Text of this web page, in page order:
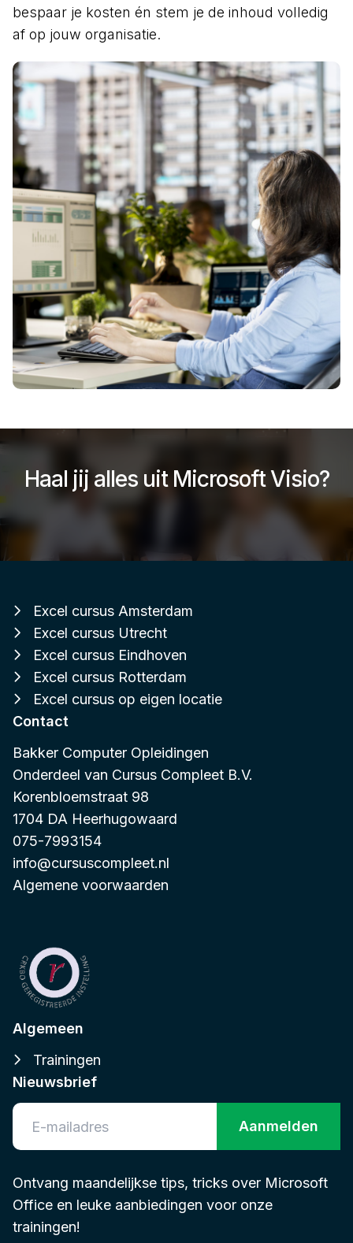
bespaar je kosten én stem je de inhoud volledig
af op jouw organisatie.
Haal jij alles uit Microsoft Visio?
Excel cursus Amsterdam
Excel cursus Utrecht
Excel cursus Eindhoven
Excel cursus Rotterdam
Excel cursus op eigen locatie
Contact
Bakker Computer Opleidingen
Onderdeel van Cursus Compleet B.V.
Korenbloemstraat 98
1704 DA Heerhugowaard
075-7993154
info@cursuscompleet.nl
Algemene voorwaarden
Algemeen
Trainingen
Nieuwsbrief
Aanmelden
Ontvang maandelijkse tips, tricks over Microsoft
Office en leuke aanbiedingen voor onze
trainingen!